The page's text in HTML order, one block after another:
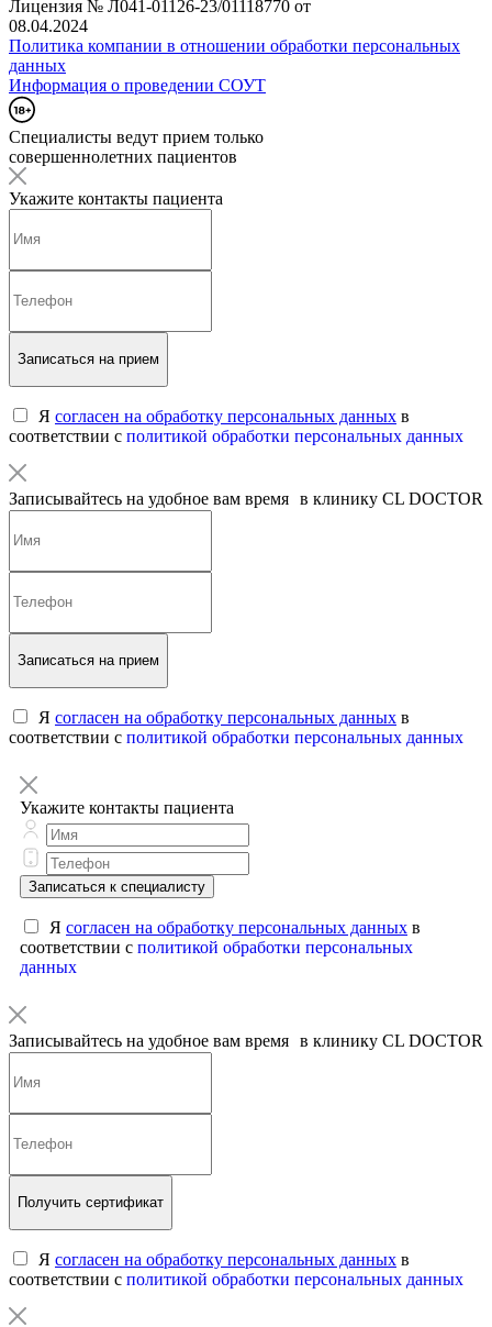
Лицензия № Л041-01126-23/01118770 от
08.04.2024
Политика компании в отношении обработки персональных
данных
Информация о проведении СОУТ
Специалисты ведут прием только
совершеннолетних пациентов
Укажите контакты пациента
Записаться на прием
Я согласен на обработку персональных данных в
соответствии с политикой обработки персональных данных
Записывайтесь на удобное вам время в клинику CL DOCTOR
Записаться на прием
Я согласен на обработку персональных данных в
соответствии с политикой обработки персональных данных
Укажите контакты пациента
Записаться к специалисту
Я согласен на обработку персональных данных в
соответствии с политикой обработки персональных
данных
Записывайтесь на удобное вам время в клинику CL DOCTOR
Получить сертификат
Я согласен на обработку персональных данных в
соответствии с политикой обработки персональных данных